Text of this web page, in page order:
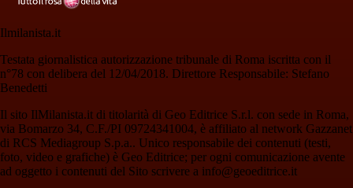
Ilmilanista.it
Testata giornalistica autorizzazione tribunale di Roma iscritta con il
n°78 con delibera del 12/04/2018. Direttore Responsabile: Stefano
Benedetti
Il sito IlMilanista.it di titolarità di Geo Editrice S.r.l. con sede in Roma,
via Bomarzo 34, C.F./PI 09724341004, è affiliato al network Gazzanet
di RCS Mediagroup S.p.a.. Unico responsabile dei contenuti (testi,
foto, video e grafiche) è Geo Editrice; per ogni comunicazione avente
ad oggetto i contenuti del Sito scrivere a info@geoeditrice.it